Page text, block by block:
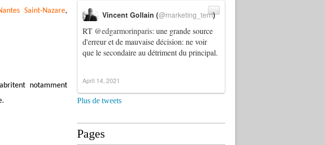
Saint-Nazare,
notamment
RT @edgarmorinparis: une grande source
d'erreur et de mauvaise décision: ne voir
que le secondaire au détriment du principal.
Vincent Gollain (@marketing_terri)
April 14, 2021
Plus de tweets
Pages